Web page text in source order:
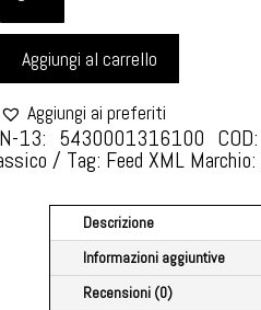
QUANTITÀ
Aggiungi al carrello
Aggiungi ai preferiti
13: 5430001316100 COD:
Tag: Feed XML Marchio:
Descrizione
Informazioni aggiuntive
Recensioni (0)